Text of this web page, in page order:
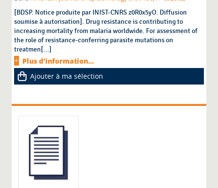
[BDSP. Notice produite par INIST-CNRS z0R0x5yO. Diffusion
soumise à autorisation]. Drug resistance is contributing to
increasing mortality from malaria worldwide. For assessment of
the role of resistance-conferring parasite mutations on
treatmen[...]
Plus d'information...
Ajouter à ma sélection